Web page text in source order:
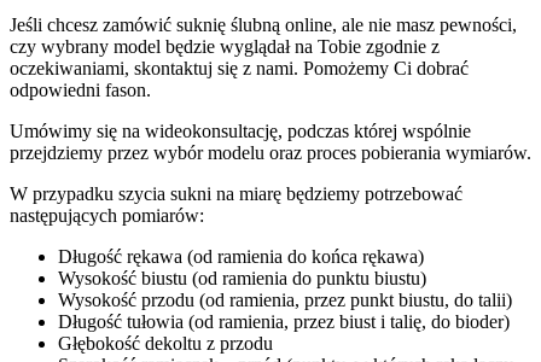
Jeśli chcesz zamówić suknię ślubną online, ale nie masz pewności,
czy wybrany model będzie wyglądał na Tobie zgodnie z
oczekiwaniami, skontaktuj się z nami. Pomożemy Ci dobrać
odpowiedni fason.
Umówimy się na wideokonsultację, podczas której wspólnie
przejdziemy przez wybór modelu oraz proces pobierania wymiarów.
W przypadku szycia sukni na miarę będziemy potrzebować
następujących pomiarów:
Długość rękawa (od ramienia do końca rękawa)
Wysokość biustu (od ramienia do punktu biustu)
Wysokość przodu (od ramienia, przez punkt biustu, do talii)
Długość tułowia (od ramienia, przez biust i talię, do bioder)
Głębokość dekoltu z przodu